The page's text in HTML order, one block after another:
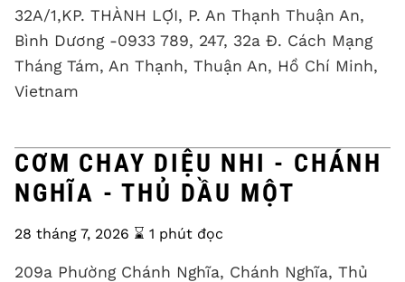
32A/1,KP. THÀNH LỢI, P. An Thạnh Thuận An,
Bình Dương -0933 789, 247, 32a Đ. Cách Mạng
Tháng Tám, An Thạnh, Thuận An, Hồ Chí Minh,
Vietnam
CƠM CHAY DIỆU NHI - CHÁNH
NGHĨA - THỦ DẦU MỘT
28 tháng 7, 2026 ⌛️ 1 phút đọc
209a Phường Chánh Nghĩa, Chánh Nghĩa, Thủ